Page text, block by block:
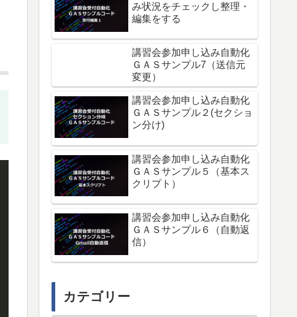
み状況をチェックし整理・
編集をする
講習会参加申し込み自動化
ＧＡＳサンプル7（送信元
変更）
講習会参加申し込み自動化
ＧＡＳサンプル２(セクショ
ン分け)
講習会参加申し込み自動化
ＧＡＳサンプル５（基本ス
クリプト）
講習会参加申し込み自動化
ＧＡＳサンプル６（自動返
信）
カテゴリー